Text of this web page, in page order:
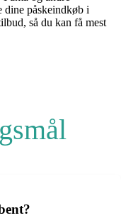
dine påskeindkøb i
så du kan få mest